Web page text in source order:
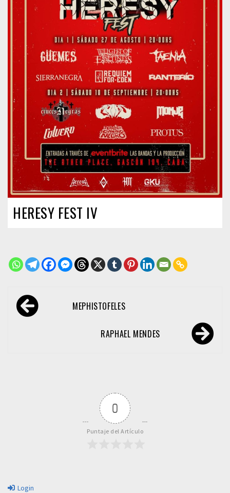
HERESY FEST IV
Navegación
de MEPHISTOFELES
RAPHAEL MENDES
0
Puntaje del Artículo
Login